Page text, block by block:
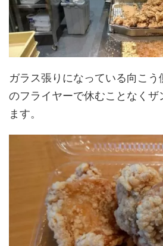
ガラス張りになっている向こう
のフライヤーで休むことなくザ
ます。